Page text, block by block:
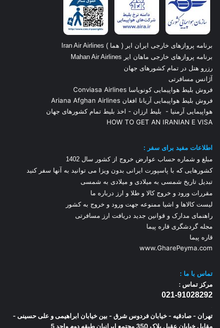
برنامه پروازهای خارجی ایران ایر ( هما ) Iran Air Airlines
برنامه پروازهای خارجی ماهان ایر Mahan Air Airlines
رزرو هتل در تمام کشورهای جهان
آژانس مسافرتی
فروش بلیط هواپیمایی کونویاسا Conviasa Airlines
فروش بلیط هواپیمایی آریانا افغان Ariana Afghan Airlines
هواپیمایی آرمنیا - بلیط ارزان - اخذ بلیط تمام کشورهای جهان
HOW TO GET AN IRANIAN E VISA
اطلاعات مفید برای سفر :
مبلغ و شماره حساب عوارض خروج از کشور سال 1 402
کشورهایی که با پاسپورت ایرانی بدون ویزا می توانید به آنها سفر کنید
تبدیل تاریخ شمسی به میلادی و میلادی به شمسی
مقررات ورود و خروج کالا و طلا و ارز درباره ما
لیست کالاها و اشیا ممنوعه جهت ورود و خروج به کشور
راهنمای مدارک و قوانین جدید دریافت ارز مسافرتی
مجله گردشگری قاره پیما
قاره پیما
www.GharePeyma.com
تماس با ما :
مرکز تماس :
021-91028292
تهران - صادقیه - خیابان فردوس شرق - بین خیابان ابراهیمی و علی حسینی -
مقابل خیابان عقیل پلاک 350 مجتمع ایرانیان طبقه دوم واحد 5